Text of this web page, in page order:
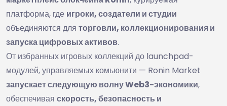
платформа, где игроки, создатели и студии
объединяются для торговли, коллекционирования и
запуска цифровых активов.
От избранных игровых коллекций до launchpad-
модулей, управляемых комьюнити — Ronin Market
запускает следующую волну Web3-экономики,
обеспечивая скорость, безопасность и